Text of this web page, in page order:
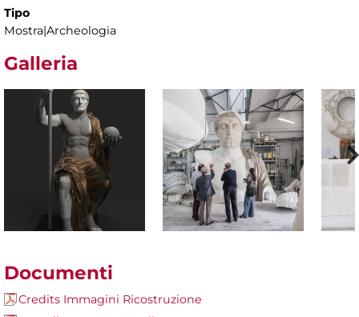
Tipo
Mostra|Archeologia
Galleria
Documenti
Credits Immagini Ricostruzione